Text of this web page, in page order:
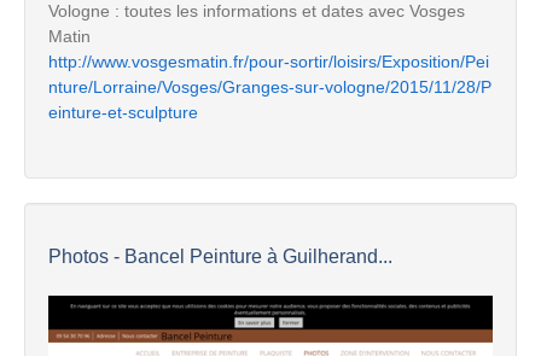
Vologne : toutes les informations et dates avec Vosges
Matin
http://www.vosgesmatin.fr/pour-sortir/loisirs/Exposition/Pei
nture/Lorraine/Vosges/Granges-sur-vologne/2015/11/28/P
einture-et-sculpture
Photos - Bancel Peinture à Guilherand...